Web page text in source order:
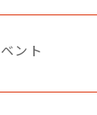
ント